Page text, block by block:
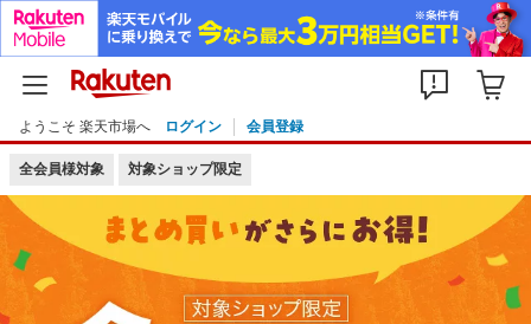
ようこそ 楽天市場へ ログイン 会員登録
全会員様対象 対象ショップ限定